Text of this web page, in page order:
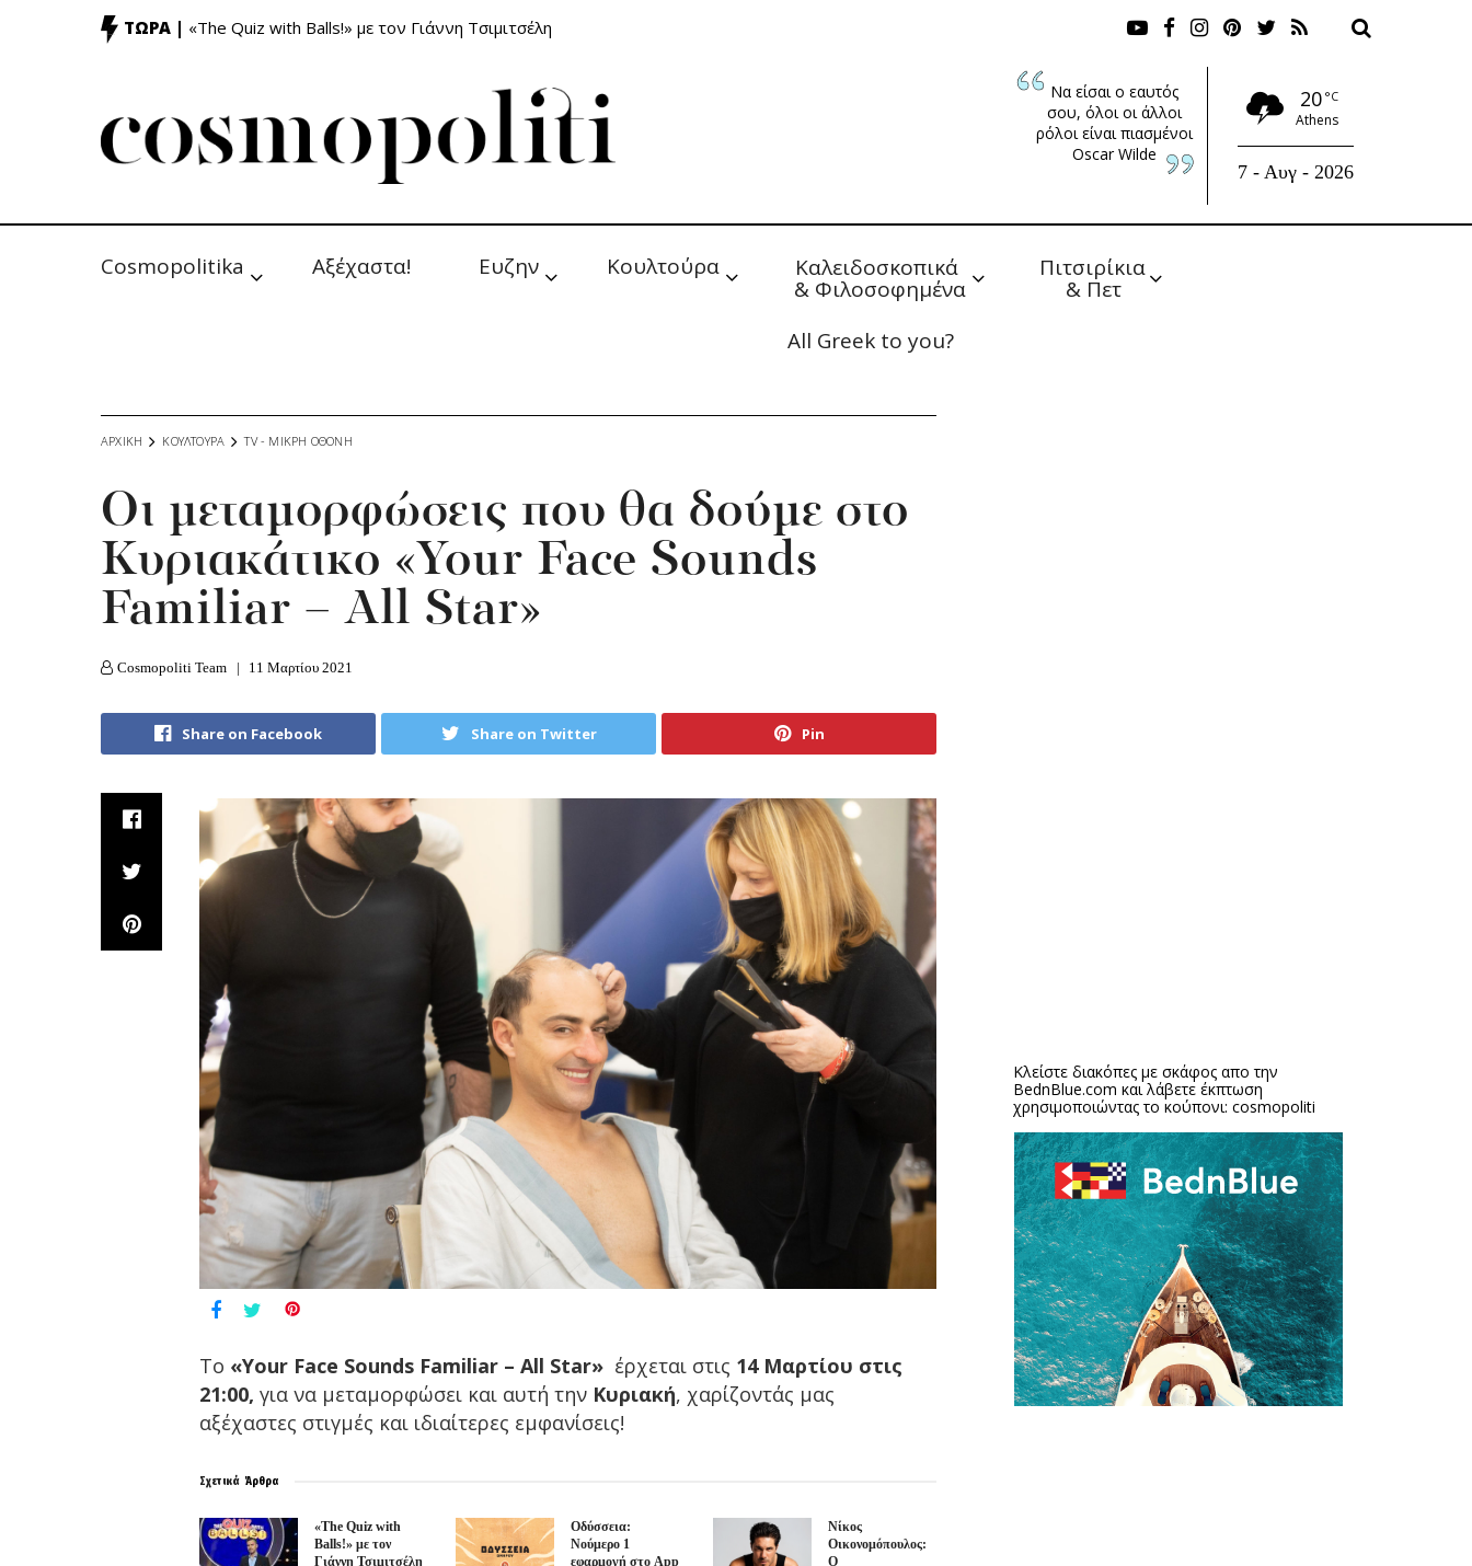
ΤΩΡΑ | «The Quiz with Balls!» με τον Γιάννη Τσιμιτσέλη
Να είσαι ο εαυτός
σου, όλοι οι άλλοι
ρόλοι είναι πιασμένοι
Oscar Wilde
20 °C
Athens
7 - Αυγ - 2026
Cosmopolitika Αξέχαστα! Ευζην Κουλτούρα Καλειδοσκοπικά
& Φιλοσοφημένα
Πιτσιρίκια
& Πετ
All Greek to you?
ΑΡΧΙΚΗ ΚΟΥΛΤΟΥΡΑ TV - MΙΚΡΗ ΟΘΟΝΗ
Oι μεταμορφώσεις που θα δούμε στο
Κυριακάτικο «Your Face Sounds
Familiar – All Star»
Cosmopoliti Team 11 Μαρτίου 2021
Share on Facebook Share on Twitter Pin
Το «Your Face Sounds Familiar – All Star» έρχεται στις 14 Μαρτίου στις
21:00, για να μεταμορφώσει και αυτή την Κυριακή, χαρίζοντάς μας
αξέχαστες στιγμές και ιδιαίτερες εμφανίσεις!
Σχετικά Άρθρα
«The Quiz with
Balls!» με τον
Γιάννη Τσιμιτσέλη
Οδύσσεια:
Νούμερο 1
εφαρμογή στο App
Νίκος
Οικονομόπουλος:
Ο
Κλείστε διακόπες με σκάφος απο την
BednBlue.com και λάβετε έκπτωση
χρησιμοποιώντας το κούπονι: cosmopoliti